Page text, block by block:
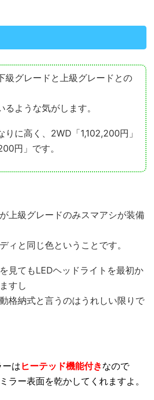
級グレードと上級グレードとの
るような気がします。
りに高く、2WD「1,102,200円」
円」です。
上級グレードのみスマアシが装備
ィと同じ色ということです。
見てもLEDヘッドライトを最初か
すし
格納式と言うのはうれしい限りで
はヒーテッド機能付きなので
ラー表面を乾かしてくれますよ。